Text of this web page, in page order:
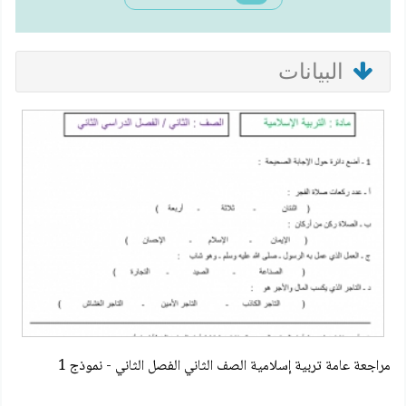
البيانات
مراجعة عامة تربية إسلامية الصف الثاني الفصل الثاني - نموذج 1